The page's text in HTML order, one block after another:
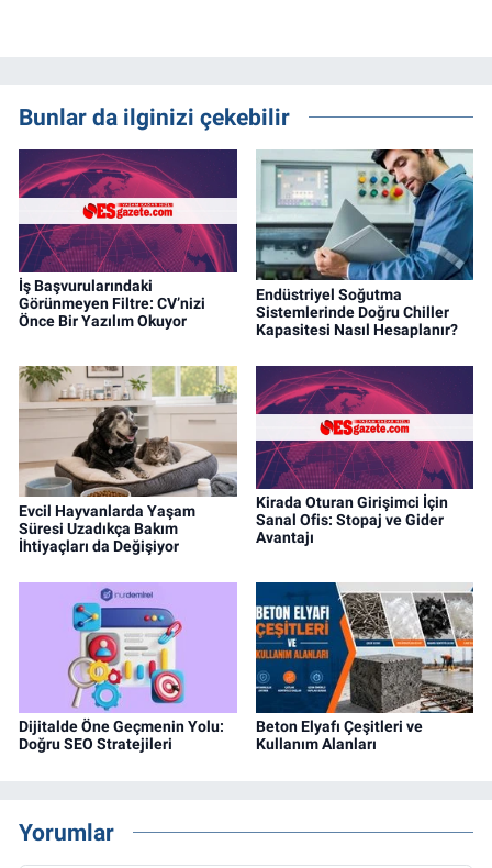
Bunlar da ilginizi çekebilir
İş Başvurularındaki
Görünmeyen Filtre: CV’nizi
Önce Bir Yazılım Okuyor
Endüstriyel Soğutma
Sistemlerinde Doğru Chiller
Kapasitesi Nasıl Hesaplanır?
Evcil Hayvanlarda Yaşam
Süresi Uzadıkça Bakım
İhtiyaçları da Değişiyor
Kirada Oturan Girişimci İçin
Sanal Ofis: Stopaj ve Gider
Avantajı
Dijitalde Öne Geçmenin Yolu:
Doğru SEO Stratejileri
Beton Elyafı Çeşitleri ve
Kullanım Alanları
Yorumlar